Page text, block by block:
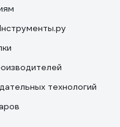
технологий